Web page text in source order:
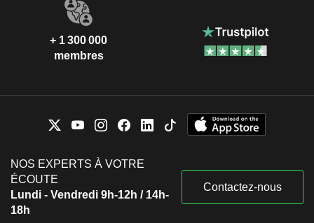
+ 1 300 000
membres
NOS EXPERTS À VOTRE
ÉCOUTE
Lundi - Vendredi 9h-12h / 14h-
18h
Contactez-nous